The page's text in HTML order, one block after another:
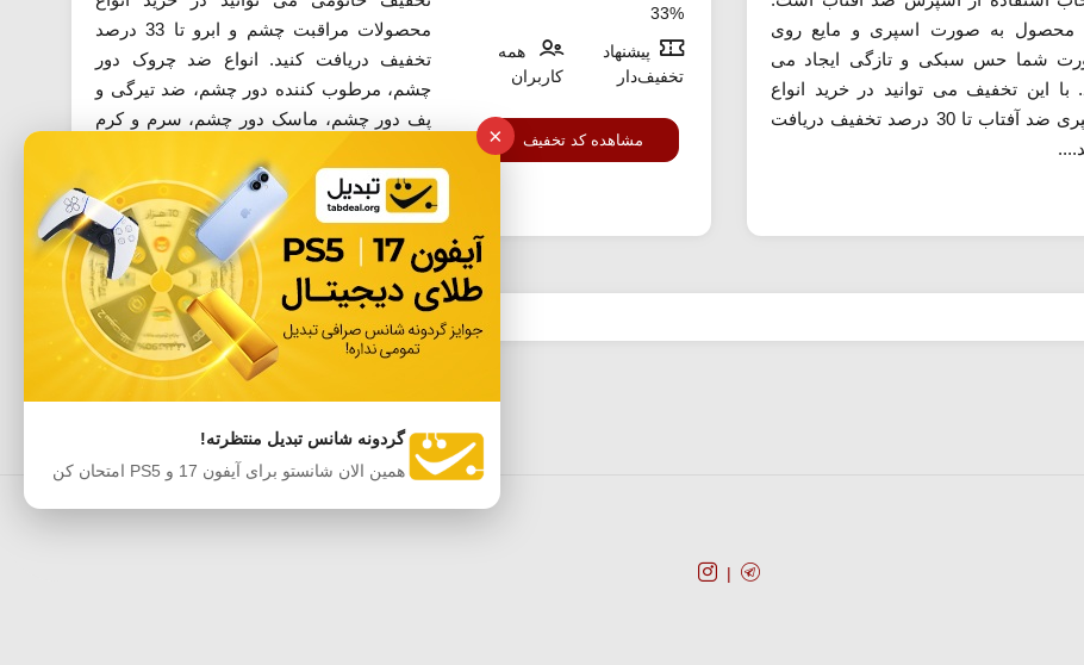
محصول به صورت اسپری و مایع روی
شما حس سبکی و تازگی ایجاد می
با این تخفیف می توانید در خرید انواع
اسپری ضد آفتاب تا 30 درصد تخفیف دریافت
%33
پیشنهاد
تخفیف‌دار
همه
کاربران
مشاهده کد تخفیف
محصولات مراقبت چشم و ابرو تا 33 درصد
تخفیف دریافت کنید. انواع ضد چروک دور
چشم، مرطوب کننده دور چشم، ضد تیرگی و
پف دور چشم، ماسک دور چشم، سرم و کرم
فروشگاه...
×
گردونه شانس تبدیل منتظرته!
همین الان شانستو برای آیفون 17 و PS5 امتحان کن